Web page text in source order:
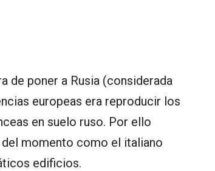
de poner a Rusia (considerada
europeas era reproducir los
en suelo ruso. Por ello
momento como el italiano
edificios.